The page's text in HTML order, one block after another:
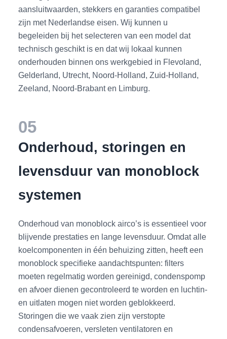
aansluitwaarden, stekkers en garanties compatibel
zijn met Nederlandse eisen. Wij kunnen u
begeleiden bij het selecteren van een model dat
technisch geschikt is en dat wij lokaal kunnen
onderhouden binnen ons werkgebied in Flevoland,
Gelderland, Utrecht, Noord-Holland, Zuid-Holland,
Zeeland, Noord-Brabant en Limburg.
05
Onderhoud, storingen en
levensduur van monoblock
systemen
Onderhoud van monoblock airco’s is essentieel voor
blijvende prestaties en lange levensduur. Omdat alle
koelcomponenten in één behuizing zitten, heeft een
monoblock specifieke aandachtspunten: filters
moeten regelmatig worden gereinigd, condenspomp
en afvoer dienen gecontroleerd te worden en luchtin-
en uitlaten mogen niet worden geblokkeerd.
Storingen die we vaak zien zijn verstopte
condensafvoeren, versleten ventilatoren en